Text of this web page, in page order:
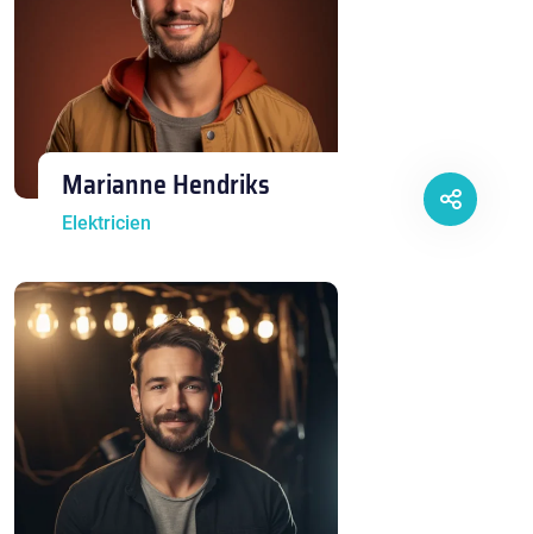
Marianne Hendriks
Elektricien